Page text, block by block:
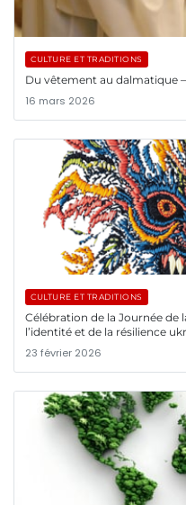
CULTURE ET TRADITIONS
Du vêtement au dalmatique
16 mars 2026
CULTURE ET TRADITIONS
Célébration de la Journée de
l’identité et de la résilience
23 février 2026